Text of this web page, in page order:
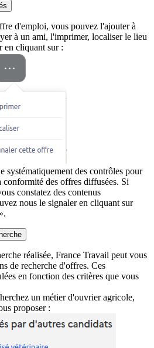
d'emploi, vous pouvez l'ajouter à
à un ami, l'imprimer, localiser le lieu
en cliquant sur :
systématiquement des contrôles pour
des offres diffusées. Si
constatez des contenus
nous le signaler en cliquant sur
réalisée, France Travail peut vous
de recherche d'offres. Ces
en fonction des critères que vous
un métier d'ouvrier agricole,
proposer :